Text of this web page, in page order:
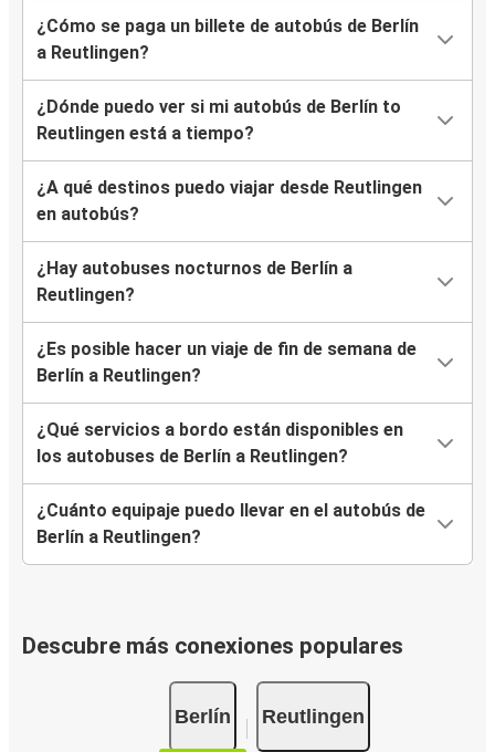
¿Cómo se paga un billete de autobús de Berlín
a Reutlingen?
¿Dónde puedo ver si mi autobús de Berlín to
Reutlingen está a tiempo?
¿A qué destinos puedo viajar desde Reutlingen
en autobús?
¿Hay autobuses nocturnos de Berlín a
Reutlingen?
¿Es posible hacer un viaje de fin de semana de
Berlín a Reutlingen?
¿Qué servicios a bordo están disponibles en
los autobuses de Berlín a Reutlingen?
¿Cuánto equipaje puedo llevar en el autobús de
Berlín a Reutlingen?
Descubre más conexiones populares
Berlín Reutlingen